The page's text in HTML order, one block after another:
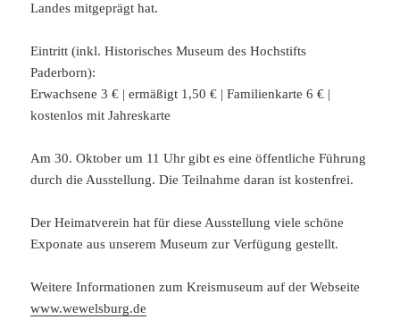
Landes mitgeprägt hat.
Eintritt (inkl. Historisches Museum des Hochstifts
Paderborn):
Erwachsene 3 € | ermäßigt 1,50 € | Familienkarte 6 € |
kostenlos mit Jahreskarte
Am 30. Oktober um 11 Uhr gibt es eine öffentliche Führung
durch die Ausstellung. Die Teilnahme daran ist kostenfrei.
Der Heimatverein hat für diese Ausstellung viele schöne
Exponate aus unserem Museum zur Verfügung gestellt.
Weitere Informationen zum Kreismuseum auf der Webseite
www.wewelsburg.de